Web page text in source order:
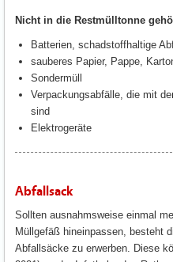
Nicht in die Restmülltonne
Batterien, schadstoffhaltige
sauberes Papier, Pappe,
Sondermüll
Verpackungsabfälle, die mit
sind
Elektrogeräte
Abfallsack
Sollten ausnahmsweise einmal
Müllgefäß hineinpassen, besteht
Abfallsäcke zu erwerben. Diese